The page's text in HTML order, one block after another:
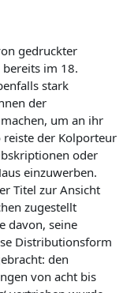
gedruckter
bereits im 18.
stark
der
um an ihr
reiste der Kolporteur
oder
einzuwerben.
Titel zur Ansicht
zugestellt
davon, seine
Distributionsform
den
von acht bis